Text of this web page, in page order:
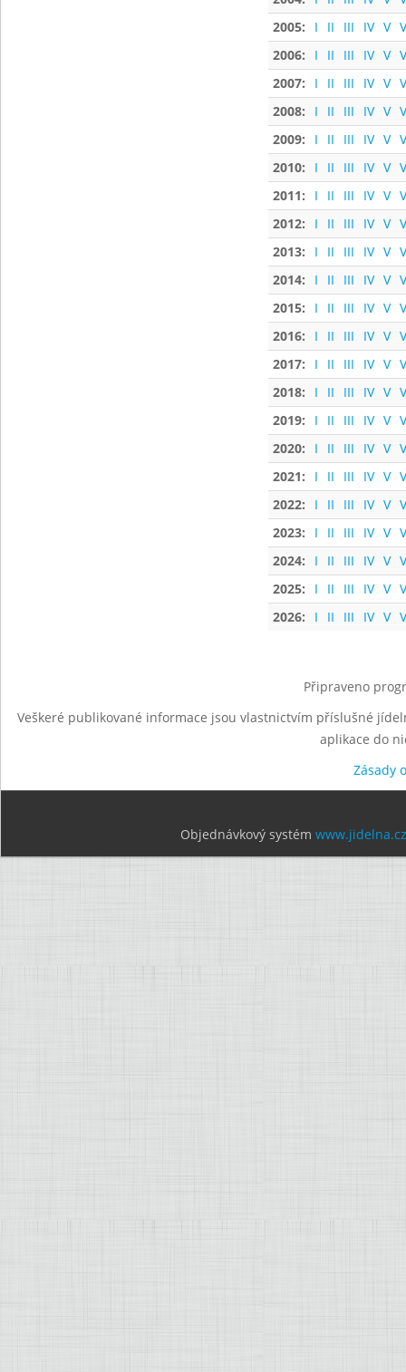
2005:
I II III IV V
2006:
I II III IV V
2007:
I II III IV V
2008:
I II III IV V
2009:
I II III IV V
2010:
I II III IV V
2011:
I II III IV V
2012:
I II III IV V
2013:
I II III IV V
2014:
I II III IV V
2015:
I II III IV V
2016:
I II III IV V
2017:
I II III IV V
2018:
I II III IV V
2019:
I II III IV V
2020:
I II III IV V
2021:
I II III IV V
2022:
I II III IV V
2023:
I II III IV V
2024:
I II III IV V
2025:
I II III IV V
2026:
I II III IV V
Připraveno
Veškeré publikované informace jsou vlastnictvím příslušné
aplikace do
Zásady
Objednávkový systém www.jidelna.cz